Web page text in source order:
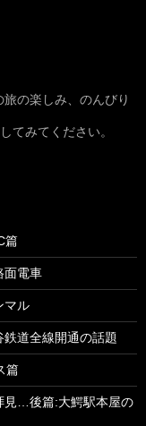
の楽しみ、のんびり
てみてください。
篇
面電車
マル
道全線開通の話題
篇
見…後篇:大鰐駅本屋の